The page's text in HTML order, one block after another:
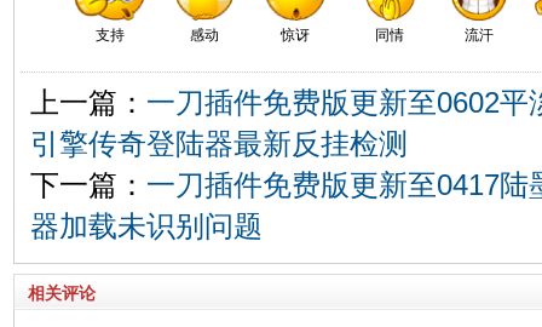
支持 感动 惊讶 同情 流汗
上一篇： 一刀插件免费版更新至0602
引擎传奇登陆器最新反挂检测
下一篇： 一刀插件免费版更新至0417
器加载未识别问题
相关评论